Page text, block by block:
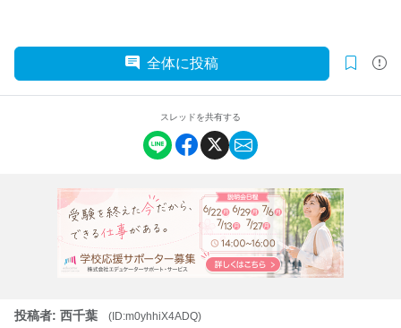
全体に投稿
スレッドを共有する
投稿者: 西千葉
(ID:m0yhhiX4ADQ)